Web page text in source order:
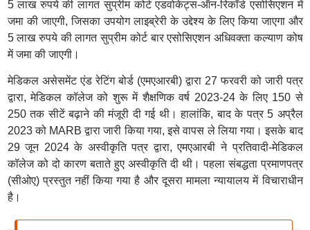
5 लाख रुपये की लागत सुप्रीम कोर्ट एडवोकेट्स-ऑन-रिकॉर्ड एसोसिएशन में
जमा की जाएगी, जिसका उपयोग लाइब्रेरी के उद्देश्य के लिए किया जाएगा और
5 लाख रुपये की लागत सुप्रीम कोर्ट बार एसोसिएशन अधिवक्ता कल्याण कोष
में जमा की जाएगी।
मेडिकल असेसमेंट एंड रेटिंग बोर्ड (एमएआरबी) द्वारा 27 फरवरी को जारी पत्र
द्वारा, मेडिकल कॉलेज को शुरू में शैक्षणिक वर्ष 2023-24 के लिए 150 से
250 तक सीटें बढ़ाने की मंजूरी दी गई थी। हालांकि, बाद के पत्र 5 अप्रैल
2023 को MARB द्वारा जारी किया गया, इसे वापस ले लिया गया। इसके बाद
29 जून 2024 के अस्वीकृति पत्र द्वारा, एमएआरबी ने प्रतिवादी-मेडिकल
कॉलेज को दो कारण बताते हुए अस्वीकृति दी थी। पहला संबद्धता प्रमाणपत्र
(सीओए) प्रस्तुत नहीं किया गया है और दूसरा मामला न्यायालय में विचाराधीन
है।